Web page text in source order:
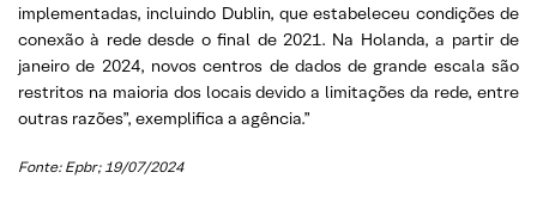
implementadas, incluindo Dublin, que estabeleceu condições de
conexão à rede desde o final de 2021. Na Holanda, a partir de
janeiro de 2024, novos centros de dados de grande escala são
restritos na maioria dos locais devido a limitações da rede, entre
outras razões”, exemplifica a agência.”
Fonte: Epbr; 19/07/2024